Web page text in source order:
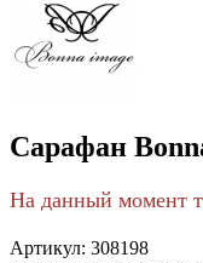
Сарафан
На данный момент
Артикул: 308198